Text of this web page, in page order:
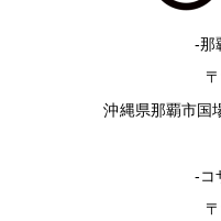
-那
沖縄県那覇市国
-コ